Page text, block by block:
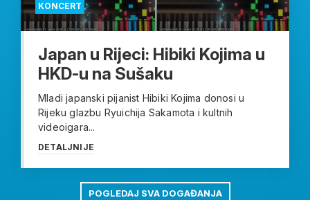
KONCERT
Japan u Rijeci: Hibiki Kojima u
HKD-u na Sušaku
Mladi japanski pijanist Hibiki Kojima donosi u
Rijeku glazbu Ryuichija Sakamota i kultnih
videoigara...
DETALJNIJE
POGLEDAJ SVA DOGAĐANJA